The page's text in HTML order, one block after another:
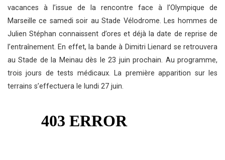
vacances à l’issue de la rencontre face à l’Olympique de
Marseille ce samedi soir au Stade Vélodrome. Les hommes de
Julien Stéphan connaissent d’ores et déjà la date de reprise de
l’entraînement. En effet, la bande à Dimitri Lienard se retrouvera
au Stade de la Meinau dès le 23 juin prochain. Au programme,
trois jours de tests médicaux. La première apparition sur les
terrains s’effectuera le lundi 27 juin.